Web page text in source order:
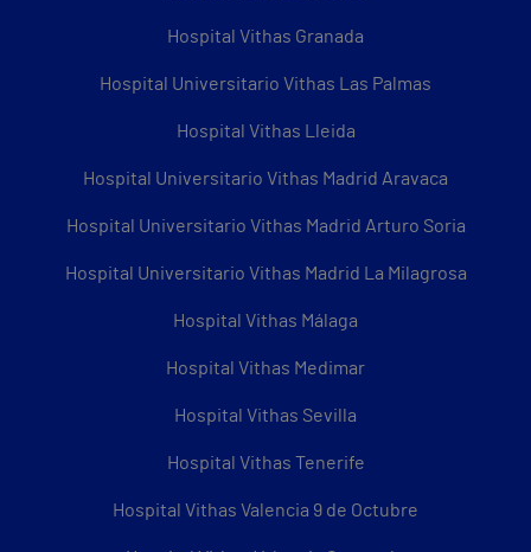
Hospital Vithas Granada
Hospital Universitario Vithas Las Palmas
Hospital Vithas Lleida
Hospital Universitario Vithas Madrid Aravaca
Hospital Universitario Vithas Madrid Arturo Soria
Hospital Universitario Vithas Madrid La Milagrosa
Hospital Vithas Málaga
Hospital Vithas Medimar
Hospital Vithas Sevilla
Hospital Vithas Tenerife
Hospital Vithas Valencia 9 de Octubre